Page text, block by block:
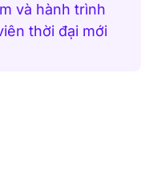
và hành trình
thời đại mới